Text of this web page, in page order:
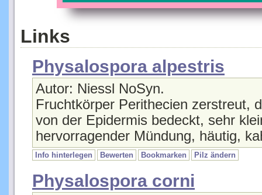
Links
Physalospora alpestris
Autor: Niessl NoSyn.
Fruchtkörper Perithecien zerstreut,
von der Epidermis bedeckt, sehr
hervorragender Mündung, häutig,
Info hinterlegen Bewerten Bookmarken Pilz ändern
Physalospora corni